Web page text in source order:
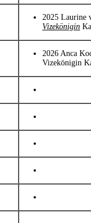
2025 Laurine
Vizekönigin
2026 Anca
Vizekönigin